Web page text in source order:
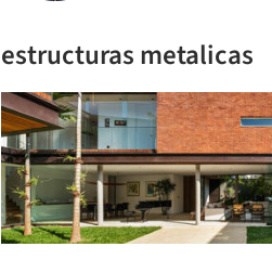
estructuras metalicas